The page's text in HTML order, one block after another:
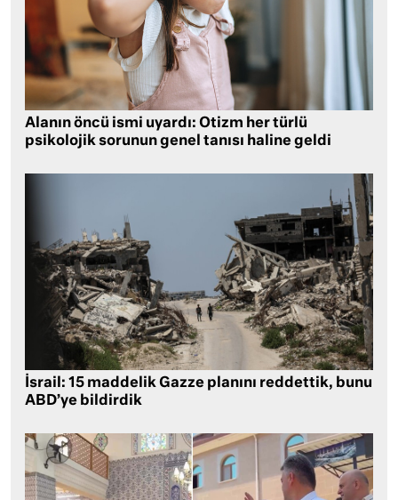
Alanın öncü ismi uyardı: Otizm her türlü
psikolojik sorunun genel tanısı haline geldi
İsrail: 15 maddelik Gazze planını reddettik, bunu
ABD’ye bildirdik